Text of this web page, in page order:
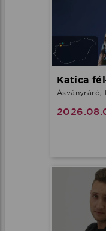
Katica
Ásványráró,